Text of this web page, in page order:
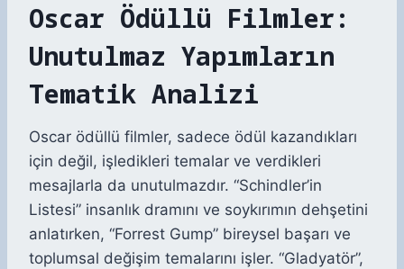
Oscar Ödüllü Filmler:
Unutulmaz Yapımların
Tematik Analizi
Oscar ödüllü filmler, sadece ödül kazandıkları
için değil, işledikleri temalar ve verdikleri
mesajlarla da unutulmazdır. “Schindler’in
Listesi” insanlık dramını ve soykırımın dehşetini
anlatırken, “Forrest Gump” bireysel başarı ve
toplumsal değişim temalarını işler. “Gladyatör”,